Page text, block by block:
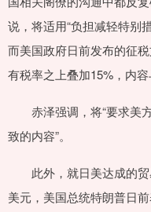
说，将适用“负担减轻特别
而美国政府日前发布的征
有税率之上叠加15%，内
赤泽强调，将“要求美
致的内容”。
此外，就日美达成的贸
美元，美国总统特朗普日